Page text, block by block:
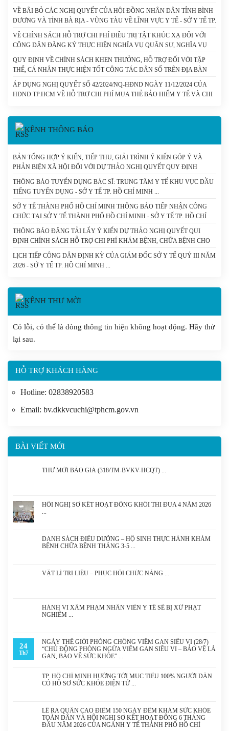
TẾ CÔNG LẬP CÓ SỐ THU LỚN DO THÀNH PHỐ HỒ CHÍ MINH QUẢN
LÝ (CHUNG) - SỞ Y TẾ TP. HỒ CHÍ MINH
VỀ BÃI BỎ CÁC NGHỊ QUYẾT CỦA HỘI ĐỒNG NHÂN DÂN TỈNH BÌNH
DƯƠNG VÀ TỈNH BÀ RỊA - VŨNG TÀU VỀ LĨNH VỰC Y TẾ - SỞ Y TẾ TP.
HỒ CHÍ MINH
VỀ CHÍNH SÁCH HỖ TRỢ CHI PHÍ ĐIỀU TRỊ TẬT KHÚC XẠ ĐỐI VỚI
CÔNG DÂN ĐĂNG KÝ THỰC HIỆN NGHĨA VỤ QUÂN SỰ, NGHĨA VỤ
THAM GIA CÔNG AN NHÂN DÂN - SỞ Y TẾ TP. HỒ CHÍ MINH
QUY ĐỊNH VỀ CHÍNH SÁCH KHEN THƯỞNG, HỖ TRỢ ĐỐI VỚI TẬP
THỂ, CÁ NHÂN THỰC HIỆN TỐT CÔNG TÁC DÂN SỐ TRÊN ĐỊA BÀN
THÀNH PHỐ HỒ CHÍ MINH. - SỞ Y TẾ TP. HỒ CHÍ MINH
ÁP DỤNG NGHỊ QUYẾT SỐ 42/2024/NQ-HĐND NGÀY 11/12/2024 CỦA
HĐND TP.HCM VỀ HỖ TRỢ CHI PHÍ MUA THẺ BẢO HIỂM Y TẾ VÀ CHI
CHÍ MINH
KÊNH THÔNG BÁO
BẢN TỔNG HỢP Ý KIẾN, TIẾP THU, GIẢI TRÌNH Ý KIẾN GÓP Ý VÀ
PHẢN BIỆN XÃ HỘI ĐỐI VỚI DỰ THẢO NGHỊ QUYẾT QUY ĐỊNH
CHÍNH SÁCH ĐẶC THÙ HỖ TRỢ ĐÀO TẠO BÁC SĨ NỘI TRÚ ĐÁP ỨNG
NHU CẦU PHÁT TRIỂN CHUYÊN SÂU CỦA NGÀNH Y TẾ THÀNH PHỐ
HỒ CHÍ MINH - SỞ Y TẾ TP. HỒ CHÍ MINH
THÔNG BÁO TUYỂN DỤNG BÁC SĨ: TRUNG TÂM Y TẾ KHU VỰC DẦU
TIẾNG TUYỂN DỤNG - SỞ Y TẾ TP. HỒ CHÍ MINH
SỞ Y TẾ THÀNH PHỐ HỒ CHÍ MINH THÔNG BÁO TIẾP NHẬN CÔNG
CHỨC TẠI SỞ Y TẾ THÀNH PHỐ HỒ CHÍ MINH - SỞ Y TẾ TP. HỒ CHÍ
MINH
THÔNG BÁO ĐĂNG TẢI LẤY Ý KIẾN DỰ THẢO NGHỊ QUYẾT QUI
ĐỊNH CHÍNH SÁCH HỖ TRỢ CHI PHÍ KHÁM BỆNH, CHỮA BỆNH CHO
NGƯỜI BỆNH CHẠY THẬN NHÂN TẠO VÀ DỰ THẢO NGHỊ QUYẾT
CỦA HỘI ĐỒNG NHÂN DÂN THÀNH PHỐ QUY ĐỊNH MỨC HỖ TRỢ
ĐÓNG BẢO HIỂM Y TẾ CHO NGƯỜI CAO TUỔI, HỌC SINH TRÊN ĐỊA
LỊCH TIẾP CÔNG DÂN ĐỊNH KỲ CỦA GIÁM ĐỐC SỞ Y TẾ QUÝ III NĂM
2026 - SỞ Y TẾ TP. HỒ CHÍ MINH
KÊNH THƯ MỜI
Có lỗi, có thể là dòng thông tin hiện không hoạt động. Hãy thử
lại sau.
HỖ TRỢ KHÁCH HÀNG
Hotline: 02838920583
Email: bv.dkkvcuchi@tphcm.gov.vn
BÀI VIẾT MỚI
THƯ MỜI BÁO GIÁ (318/TM-BVKV-HCQT)
HỘI NGHỊ SƠ KẾT HOẠT ĐỘNG KHỐI THI ĐUA 4 NĂM 2026
DANH SÁCH ĐIỀU DƯỠNG – HỘ SINH THỰC HÀNH KHÁM
BỆNH CHỮA BỆNH THÁNG 3-5
VẬT LÍ TRỊ LIỆU – PHỤC HỒI CHỨC NĂNG
HÀNH VI XÂM PHẠM NHÂN VIÊN Y TẾ SẼ BỊ XỬ PHẠT
NGHIÊM
24
Th7
NGÀY THẾ GIỚI PHÒNG CHỐNG VIÊM GAN SIÊU VI (28/7)
“CHỦ ĐỘNG PHÒNG NGỪA VIÊM GAN SIÊU VI – BẢO VỆ LÁ
GAN, BẢO VỆ SỨC KHỎE”
TP. HỒ CHÍ MINH HƯỚNG TỚI MỤC TIÊU 100% NGƯỜI DÂN
CÓ HỒ SƠ SỨC KHỎE ĐIỆN TỬ
LỄ RA QUÂN CAO ĐIỂM 150 NGÀY ĐÊM KHÁM SỨC KHỎE
TOÀN DÂN VÀ HỘI NGHỊ SƠ KẾT HOẠT ĐỘNG 6 THÁNG
ĐẦU NĂM 2026 CỦA NGÀNH Y TẾ THÀNH PHỐ HỒ CHÍ